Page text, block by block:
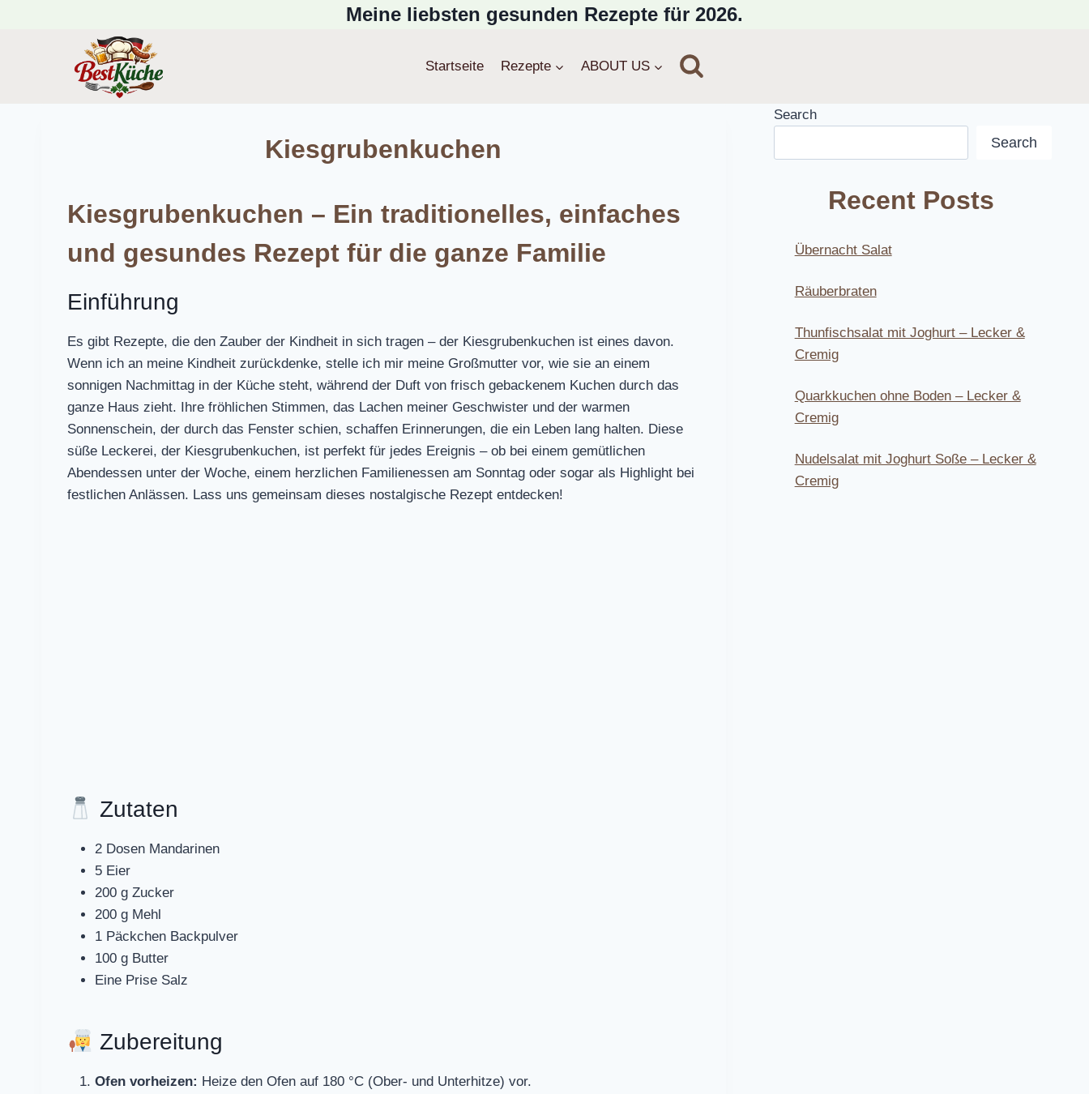
Meine liebsten gesunden Rezepte für 2026.
Startseite Rezepte ABOUT US
Kiesgrubenkuchen
Kiesgrubenkuchen – Ein traditionelles, einfaches
und gesundes Rezept für die ganze Familie
Einführung
Es gibt Rezepte, die den Zauber der Kindheit in sich tragen – der Kiesgrubenkuchen ist eines davon.
Wenn ich an meine Kindheit zurückdenke, stelle ich mir meine Großmutter vor, wie sie an einem
sonnigen Nachmittag in der Küche steht, während der Duft von frisch gebackenem Kuchen durch das
ganze Haus zieht. Ihre fröhlichen Stimmen, das Lachen meiner Geschwister und der warmen
Sonnenschein, der durch das Fenster schien, schaffen Erinnerungen, die ein Leben lang halten. Diese
süße Leckerei, der Kiesgrubenkuchen, ist perfekt für jedes Ereignis – ob bei einem gemütlichen
Abendessen unter der Woche, einem herzlichen Familienessen am Sonntag oder sogar als Highlight bei
festlichen Anlässen. Lass uns gemeinsam dieses nostalgische Rezept entdecken!
Zutaten
2 Dosen Mandarinen
5 Eier
200 g Zucker
200 g Mehl
1 Päckchen Backpulver
100 g Butter
Eine Prise Salz
Zubereitung
Ofen vorheizen: Heize den Ofen auf 180 °C (Ober- und Unterhitze) vor.
Search
Search
Recent Posts
Übernacht Salat
Räuberbraten
Thunfischsalat mit Joghurt – Lecker &
Cremig
Quarkkuchen ohne Boden – Lecker &
Cremig
Nudelsalat mit Joghurt Soße – Lecker &
Cremig